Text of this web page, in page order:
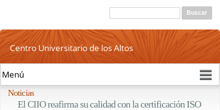
Formulario de
búsqueda
Buscar
Centro Universitario de los Altos
Noticias
El CIIO reafirma su calidad con la certificación ISO